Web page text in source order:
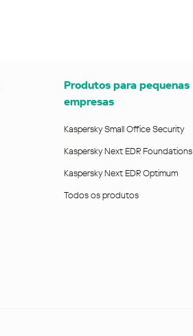
Produtos para pequenas
empresas
Kaspersky Small Office Security
Kaspersky Next EDR Foundations
Kaspersky Next EDR Optimum
Todos os produtos